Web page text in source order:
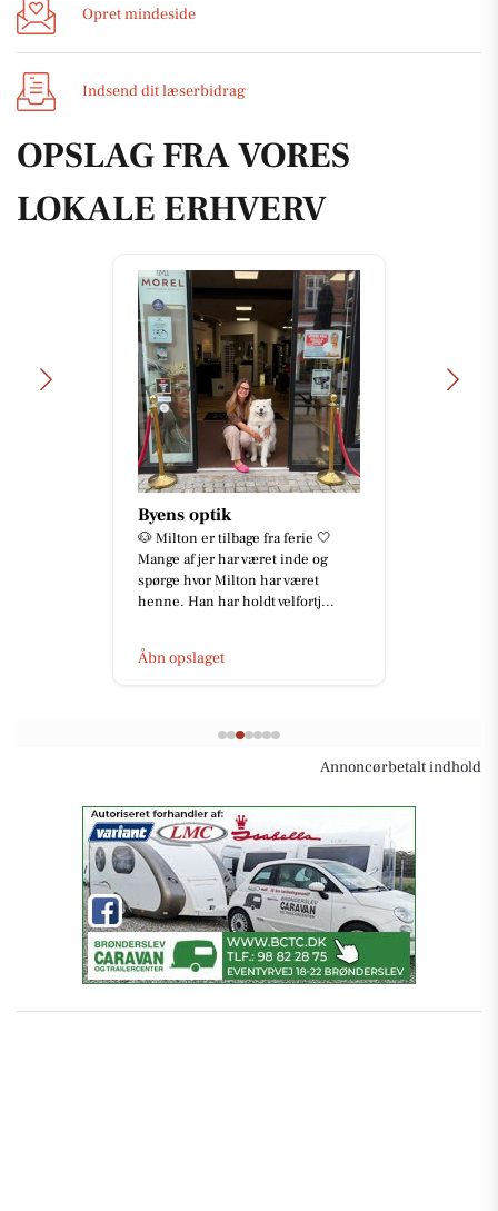
Opret mindeside
Indsend dit læserbidrag
OPSLAG FRA VORES
LOKALE ERHVERV
Byens optik
🐶 Milton er tilbage fra ferie 🤍
Mange af jer har været inde og
spørge hvor Milton har været
henne. Han har holdt velfortj...
Åbn opslaget
Annoncørbetalt indhold